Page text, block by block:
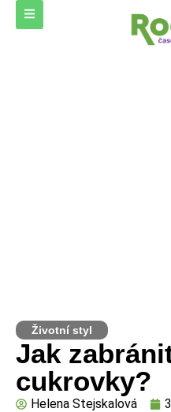
Životní styl
Jak
cukrovky?
Helena Stejskalová